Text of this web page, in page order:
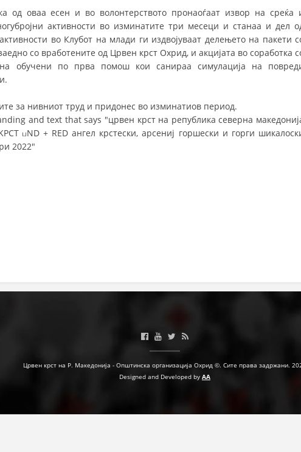
ПРОМОЦИЈА НА ХУМАНИ ВРЕДНОСТИ
УПОТРЕБА И ЗАШТИТА НА АМБЛЕМОТ
СОЦИЈАЛНО ХУМАНИТАРНА ДЕЈНОСТ
ПОДГОТВЕНОСТ И ДЕЈСТВО ПРИ КАТАСТРОФИ
ТИМОВИ НА ООЦК ОХРИД
ЗДРАВСТВЕНО ПРЕВЕНТИВНА ДЕЈНОСТ
КРВОДАРИТЕЛСТВО
МЕНАЏМЕНТ НА ВОЛОНТЕРИ
од оваа есен и во волонтерството пронаоѓаат извор на среќа
активности во изминатите три месеци и станаа и дел
во Клубот на млади ги издвојуваат делењето на пакети
со вработените од Црвен крст Охрид, и акцијата во соработка
обучени по прва помош кои санираа симулација на
за нивниот труд и придонес во изминатиов период.
Црвен крст на Р. Македонија - Општинска организација Охрид ©. Сите права задржани.
Designed and Developed by AA